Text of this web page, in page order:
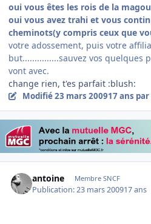
oui vous êtes les rois de la
oui vous avez trahi et vous
cheminots(y compris ceux que
votre adossement, puis votre
but...............sauvez vos quelques
vont avec.
change rien, t'es parfait :blush:
Modifié23 mars 200917 ans par
antoine Membre SNCF
Publication:23 mars 200917 ans